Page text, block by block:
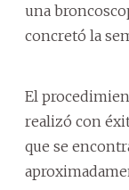
una
concretó la
El
realizó con
que se